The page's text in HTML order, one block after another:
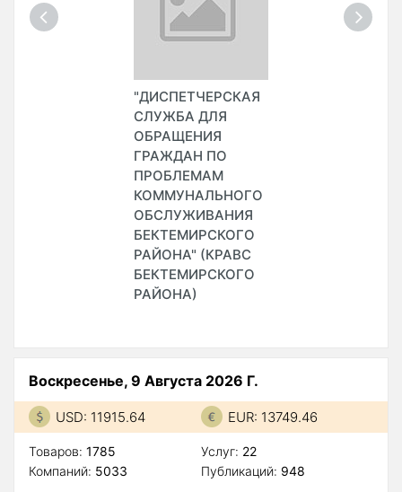
"ДИСПЕТЧЕРСКАЯ
СЛУЖБА ДЛЯ
ОБРАЩЕНИЯ
ГРАЖДАН ПО
ПРОБЛЕМАМ
КОММУНАЛЬНОГО
ОБСЛУЖИВАНИЯ
БЕКТЕМИРСКОГО
РАЙОНА" (КРАВС
БЕКТЕМИРСКОГО
РАЙОНА)
Воскресенье, 9 Августа 2026 Г.
USD: 11915.64 EUR: 13749.46
Товаров: 1785
Компаний: 5033
Услуг: 22
Публикаций: 948